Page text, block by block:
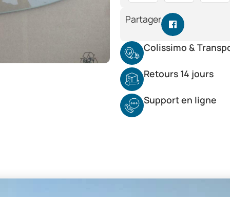
Partager
Colissimo &
Retours 14 jours
Support en ligne